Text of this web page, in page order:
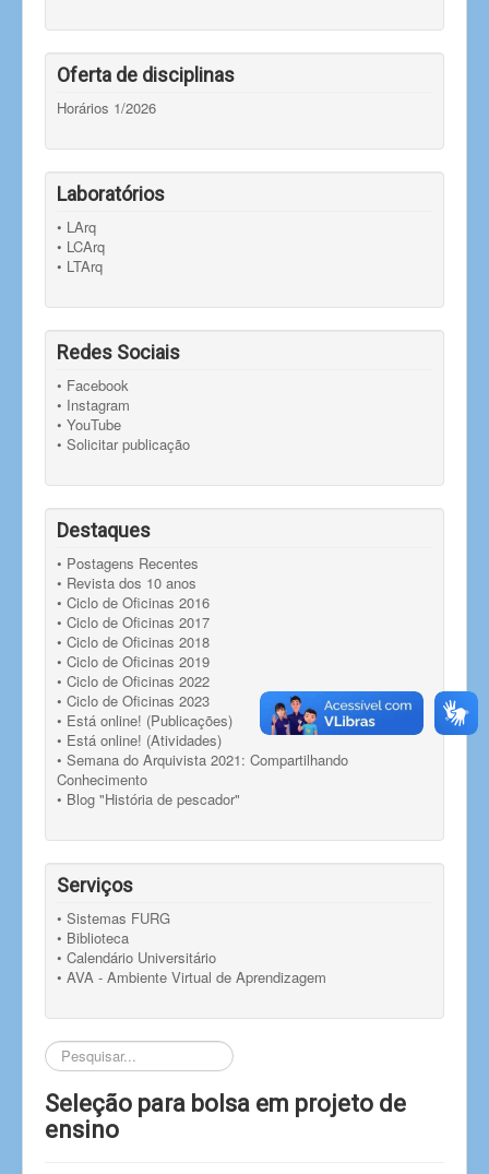
Oferta de disciplinas
Horários 1/2026
Laboratórios
• LArq
• LCArq
• LTArq
Redes Sociais
• Facebook
• Instagram
• YouTube
• Solicitar publicação
Destaques
• Postagens Recentes
• Revista dos 10 anos
• Ciclo de Oficinas 2016
• Ciclo de Oficinas 2017
• Ciclo de Oficinas 2018
• Ciclo de Oficinas 2019
• Ciclo de Oficinas 2022
• Ciclo de Oficinas 2023
• Está online! (Publicações)
• Está online! (Atividades)
• Semana do Arquivista 2021: Compartilhando
Conhecimento
• Blog "História de pescador"
Serviços
• Sistemas FURG
• Biblioteca
• Calendário Universitário
• AVA - Ambiente Virtual de Aprendizagem
Pesquisar...
Seleção para bolsa em projeto de
ensino